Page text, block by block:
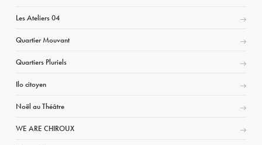
Les Ateliers 04
Quartier Mouvant
Quartiers Pluriels
Ilo citoyen
Noël au Théâtre
WE ARE CHIROUX